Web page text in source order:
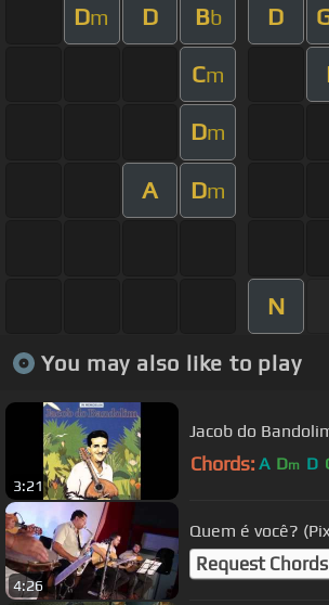
Dm D Bb D
Cm
Dm
A Dm
N
You may also like to play
3:21
Jacob do
Chords: A Dm D
4:26
Quem é você?
Request Chords